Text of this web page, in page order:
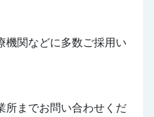
機関などに多数ご採用い
所までお問い合わせくだ